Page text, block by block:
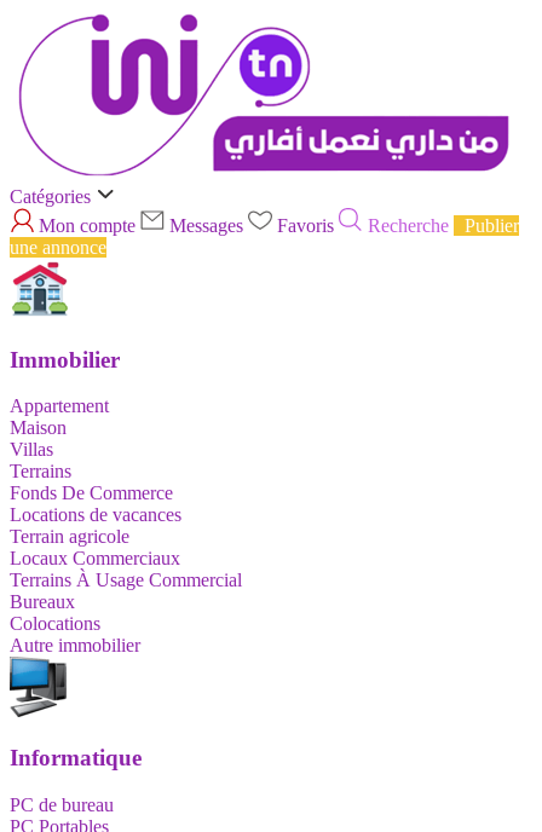
Catégories
Mon compte
Messages Favoris Recherche
Publier
une annonce
Immobilier
Appartement
Maison
Villas
Terrains
Fonds De Commerce
Locations de vacances
Terrain agricole
Locaux Commerciaux
Terrains À Usage Commercial
Bureaux
Colocations
Autre immobilier
Informatique
PC de bureau
PC Portables